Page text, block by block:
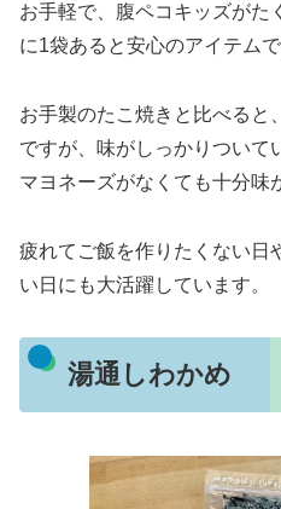
お手軽で、腹ペコキッズがた
に1袋あると安心のアイテムで
お手製のたこ焼きと比べると、
ですが、味がしっかりついて
マヨネーズがなくても十分味
疲れてご飯を作りたくない日
い日にも大活躍しています。
湯通しわかめ